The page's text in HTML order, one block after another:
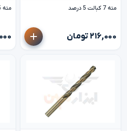
مته 7 کبالت 5 درصد
۲۱۶,۰۰۰ تومان
مته 7.5 کبالت 5 درصد